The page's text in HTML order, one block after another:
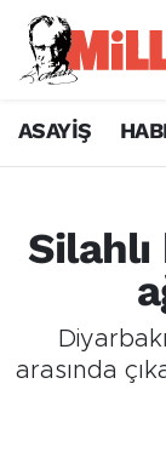
ASAYİŞ
arasında